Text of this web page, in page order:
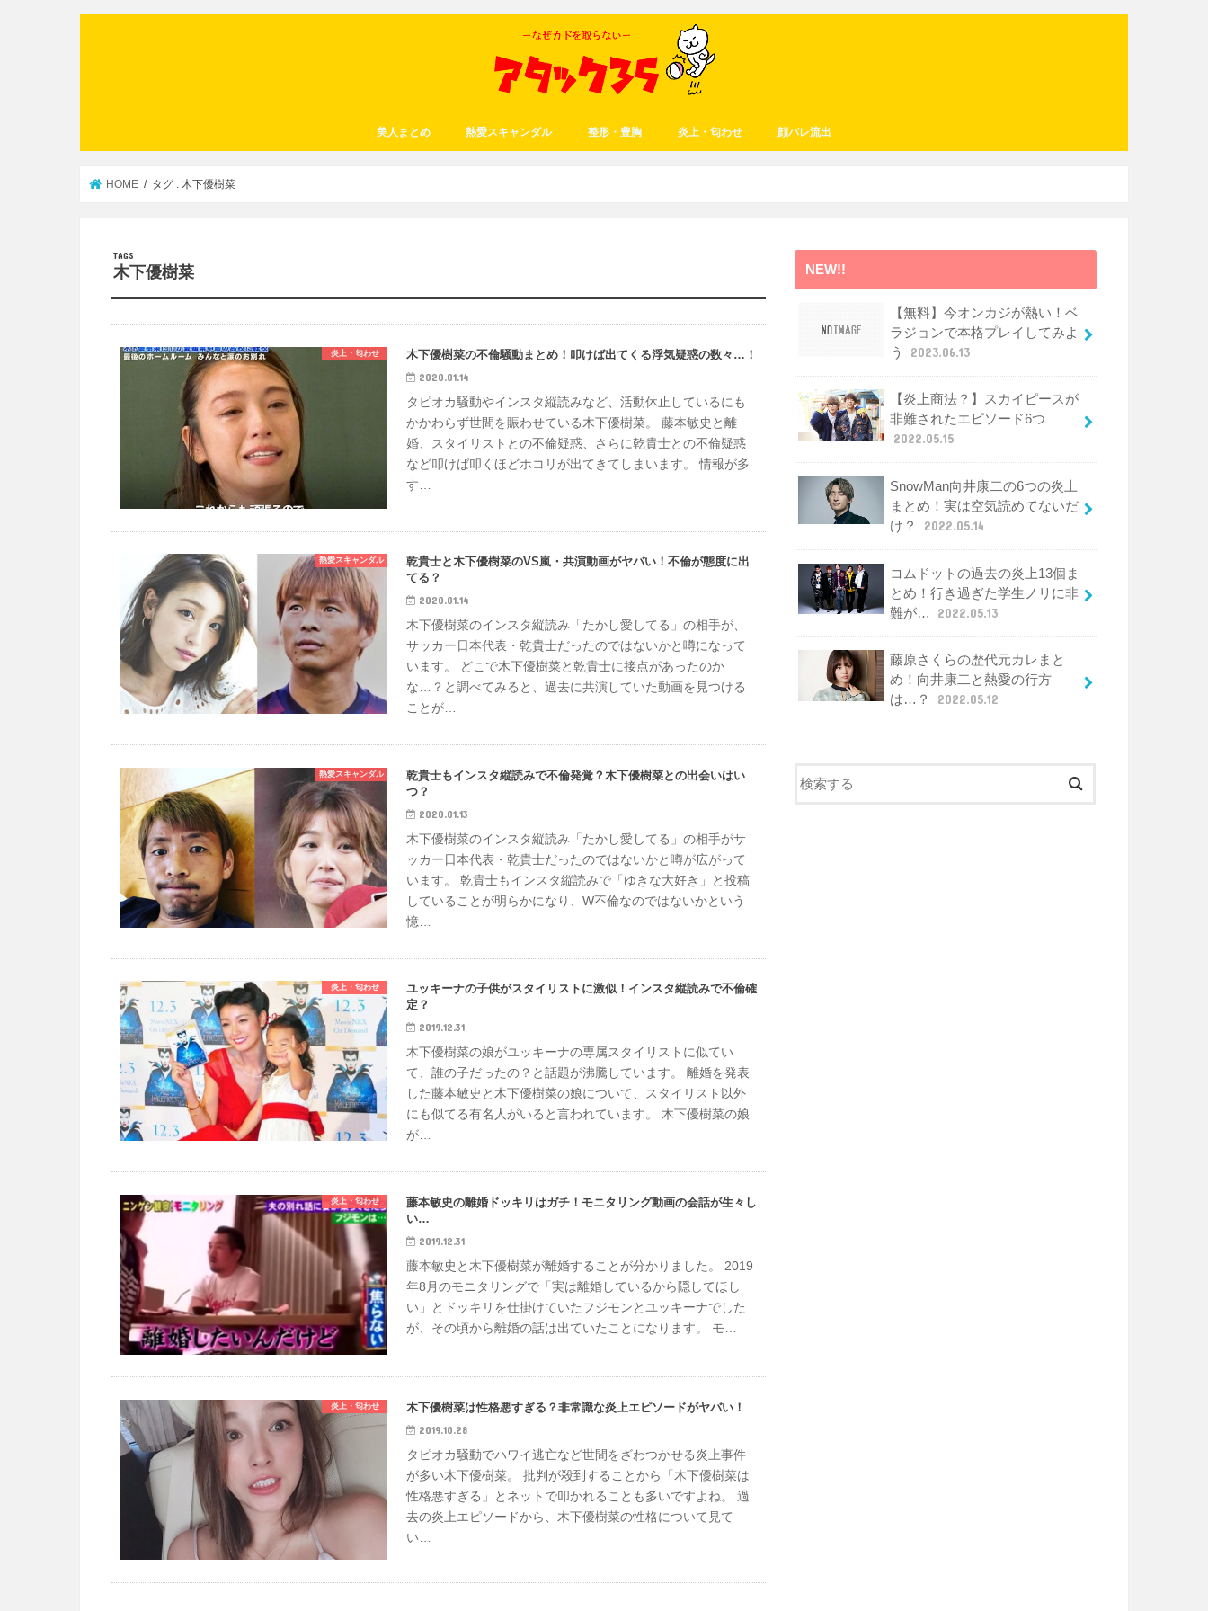
美人まとめ 熱愛スキャンダル 整形・豊胸 炎上・匂わせ 顔バレ流出
HOME タグ : 木下優樹菜
木下優樹菜
炎上・匂わせ 木下優樹菜の不倫騒動まとめ！叩けば出てくる浮気疑惑の数々…！
2020.01.14
タピオカ騒動やインスタ縦読みなど、活動休止しているにも
かかわらず世間を賑わせている木下優樹菜。 藤本敏史と離
婚、スタイリストとの不倫疑惑、さらに乾貴士との不倫疑惑
など叩けば叩くほどホコリが出てきてしまいます。 情報が多
す…
熱愛スキャンダル
乾貴士と木下優樹菜のVS嵐・共演動画がヤバい！不倫が態度に出
てる？
2020.01.14
木下優樹菜のインスタ縦読み「たかし愛してる」の相手が、
サッカー日本代表・乾貴士だったのではないかと噂になって
います。 どこで木下優樹菜と乾貴士に接点があったのか
な…？と調べてみると、過去に共演していた動画を見つける
ことが…
熱愛スキャンダル
乾貴士もインスタ縦読みで不倫発覚？木下優樹菜との出会いはい
つ？
2020.01.13
木下優樹菜のインスタ縦読み「たかし愛してる」の相手がサ
ッカー日本代表・乾貴士だったのではないかと噂が広がって
います。 乾貴士もインスタ縦読みで「ゆきな大好き」と投稿
していることが明らかになり、W不倫なのではないかという
憶…
炎上・匂わせ
ユッキーナの子供がスタイリストに激似！インスタ縦読みで不倫確
定？
2019.12.31
木下優樹菜の娘がユッキーナの専属スタイリストに似てい
て、誰の子だったの？と話題が沸騰しています。 離婚を発表
した藤本敏史と木下優樹菜の娘について、スタイリスト以外
にも似てる有名人がいると言われています。 木下優樹菜の娘
が…
炎上・匂わせ
藤本敏史の離婚ドッキリはガチ！モニタリング動画の会話が生々し
い…
2019.12.31
藤本敏史と木下優樹菜が離婚することが分かりました。 2019
年8月のモニタリングで「実は離婚しているから隠してほし
い」とドッキリを仕掛けていたフジモンとユッキーナでした
が、その頃から離婚の話は出ていたことになります。 モ…
炎上・匂わせ 木下優樹菜は性格悪すぎる？非常識な炎上エピソードがヤバい！
2019.10.28
タピオカ騒動でハワイ逃亡など世間をざわつかせる炎上事件
が多い木下優樹菜。 批判が殺到することから「木下優樹菜は
性格悪すぎる」とネットで叩かれることも多いですよね。 過
去の炎上エピソードから、木下優樹菜の性格について見て
い…
NEW!!
【無料】今オンカジが熱い！ベ
ラジョンで本格プレイしてみよ
う
2023.06.13
【炎上商法？】スカイピースが
非難されたエピソード6つ
2022.05.15
SnowMan向井康二の6つの炎上
まとめ！実は空気読めてないだ
け？
2022.05.14
コムドットの過去の炎上13個ま
とめ！行き過ぎた学生ノリに非
難が…
2022.05.13
藤原さくらの歴代元カレまと
め！向井康二と熱愛の行方
は…？
2022.05.12